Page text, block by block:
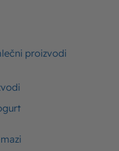
proizvodi
sa